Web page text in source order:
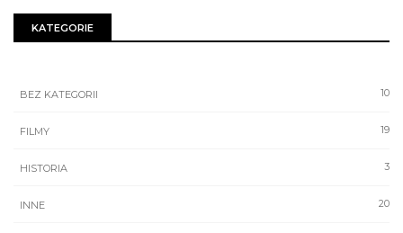
KATEGORIE
10
BEZ KATEGORII
19
FILMY
3
HISTORIA
20
INNE